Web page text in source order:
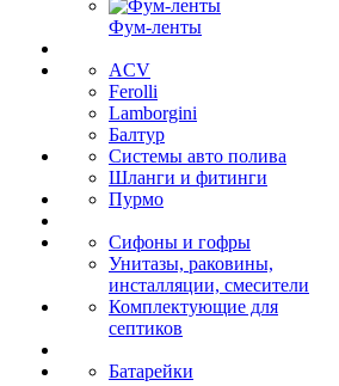
Фум-ленты
ACV
Ferolli
Lamborgini
Балтур
Системы авто полива
Шланги и фитинги
Пурмо
Сифоны и гофры
Унитазы, раковины,
инсталляции, смесители
Комплектующие для
септиков
Батарейки